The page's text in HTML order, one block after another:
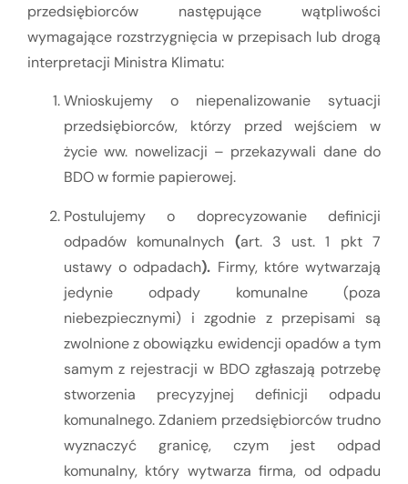
przedsiębiorców następujące wątpliwości
wymagające rozstrzygnięcia w przepisach lub drogą
interpretacji Ministra Klimatu:
Wnioskujemy o niepenalizowanie sytuacji
przedsiębiorców, którzy przed wejściem w
życie ww. nowelizacji – przekazywali dane do
BDO w formie papierowej.
Postulujemy o doprecyzowanie definicji
odpadów komunalnych (art. 3 ust. 1 pkt 7
ustawy o odpadach). Firmy, które wytwarzają
jedynie odpady komunalne (poza
niebezpiecznymi) i zgodnie z przepisami są
zwolnione z obowiązku ewidencji opadów a tym
samym z rejestracji w BDO zgłaszają potrzebę
stworzenia precyzyjnej definicji odpadu
komunalnego. Zdaniem przedsiębiorców trudno
wyznaczyć granicę, czym jest odpad
komunalny, który wytwarza firma, od odpadu